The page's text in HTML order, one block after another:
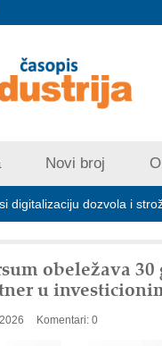
Novi broj
dozvola i strožu
obeležava
u
Komentari: 0